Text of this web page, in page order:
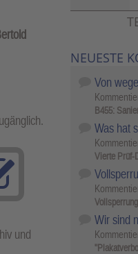
und
NEUESTE
Von
B455:
Was hat
Vierte Prüf-
Wir sind